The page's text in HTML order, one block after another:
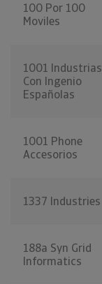
100 Por 100
Moviles
1001 Industrias
Con Ingenio
Españolas
1001 Phone
Accesorios
1337 Industries
188a Syn Grid
Informatics